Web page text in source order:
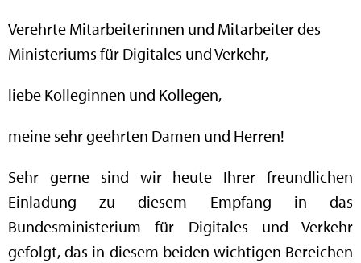
Verehrte Mitarbeiterinnen und Mitarbeiter des
Ministeriums für Digitales und Verkehr,
liebe Kolleginnen und Kollegen,
meine sehr geehrten Damen und Herren!
Sehr gerne sind wir heute Ihrer freundlichen
Einladung zu diesem Empfang in das
Bundesministerium für Digitales und Verkehr
gefolgt, das in diesem beiden wichtigen Bereichen